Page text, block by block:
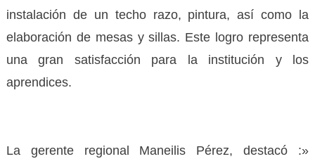
instalación de un techo razo, pintura, así como la
elaboración de mesas y sillas. Este logro representa
una gran satisfacción para la institución y los
aprendices.
La gerente regional Maneilis Pérez, destacó :»